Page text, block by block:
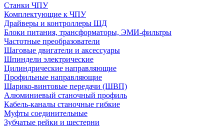
Станки ЧПУ
Комплектующие к ЧПУ
Драйверы и контроллеры ШД
Блоки питания, трансформаторы, ЭМИ-фильтры
Частотные преобразователи
Шаговые двигатели и аксессуары
Шпиндели электрические
Цилиндрические направляющие
Профильные направляющие
Шарико-винтовые передачи (ШВП)
Алюминиевый станочный профиль
Кабель-каналы станочные гибкие
Муфты соединительные
Зубчатые рейки и шестерни